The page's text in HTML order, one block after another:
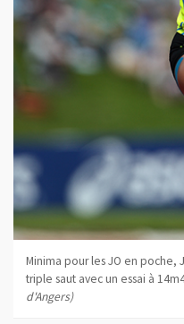
Minima pour les JO en poche,
triple saut avec un essai à
d'Angers)